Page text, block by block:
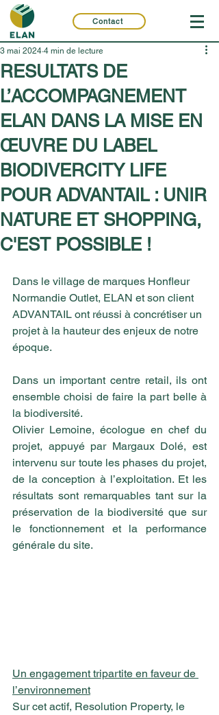
Contact
RESULTATS DE
L’ACCOMPAGNEMENT
ELAN DANS LA MISE EN
ŒUVRE DU LABEL
BIODIVERCITY LIFE
POUR ADVANTAIL : UNIR
NATURE ET SHOPPING,
C'EST POSSIBLE !
3 mai 2024 4 min de lecture
Dans le village de marques Honfleur
Normandie Outlet, ELAN et son client
ADVANTAIL ont réussi à concrétiser un
projet à la hauteur des enjeux de notre
époque.
Dans un important centre retail, ils ont
ensemble choisi de faire la part belle à
la biodiversité.
Olivier Lemoine, écologue en chef du
projet, appuyé par Margaux Dolé, est
intervenu sur toute les phases du projet,
de la conception à l’exploitation. Et les
résultats sont remarquables tant sur la
préservation de la biodiversité que sur
le fonctionnement et la performance
générale du site.
Un engagement tripartite en faveur de
l’environnement
Sur cet actif, Resolution Property, le